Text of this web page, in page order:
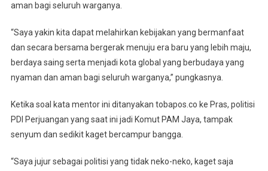
aman bagi seluruh warganya.
“Saya yakin kita dapat melahirkan kebijakan yang bermanfaat
dan secara bersama bergerak menuju era baru yang lebih maju,
berdaya saing serta menjadi kota global yang berbudaya yang
nyaman dan aman bagi seluruh warganya,” pungkasnya.
Ketika soal kata mentor ini ditanyakan tobapos.co ke Pras, politisi
PDI Perjuangan yang saat ini jadi Komut PAM Jaya, tampak
senyum dan sedikit kaget bercampur bangga.
“Saya jujur sebagai politisi yang tidak neko-neko, kaget saja